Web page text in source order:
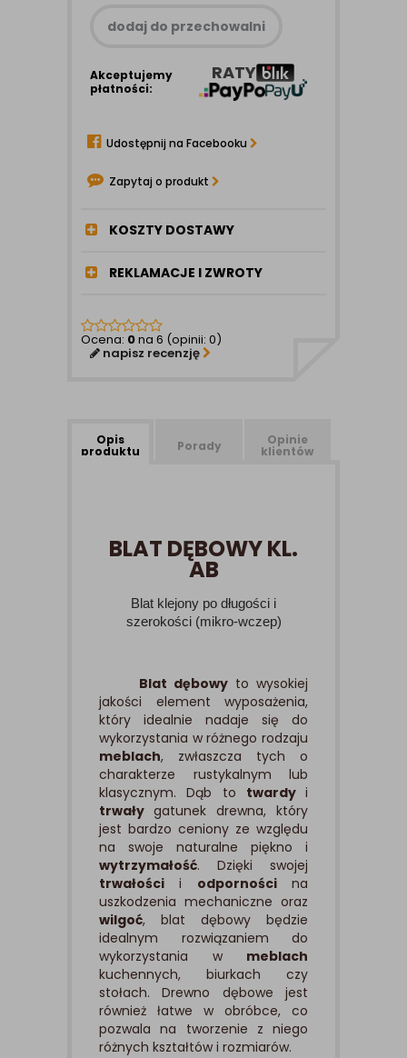
dodaj do przechowalni
Akceptujemy
płatności:
RATY
Udostępnij na Facebooku
Zapytaj o produkt
KOSZTY DOSTAWY
REKLAMACJE I ZWROTY
Ocena: 0na 6 (opinii: 0)
napisz recenzję
Opis
produktu Porady Opinie
klientów
BLAT DĘBOWY KL.
AB
Blat klejony po długości i
szerokości (mikro-wczep)
Blat dębowy to wysokiej
jakości element wyposażenia,
który idealnie nadaje się do
wykorzystania w różnego rodzaju
meblach, zwłaszcza tych o
charakterze rustykalnym lub
klasycznym. Dąb to twardy i
trwały gatunek drewna, który
jest bardzo ceniony ze względu
na swoje naturalne piękno i
wytrzymałość. Dzięki swojej
trwałości i odporności na
uszkodzenia mechaniczne oraz
wilgoć, blat dębowy będzie
idealnym rozwiązaniem do
wykorzystania w meblach
kuchennych, biurkach czy
stołach. Drewno dębowe jest
również łatwe w obróbce, co
pozwala na tworzenie z niego
różnych kształtów i rozmiarów.